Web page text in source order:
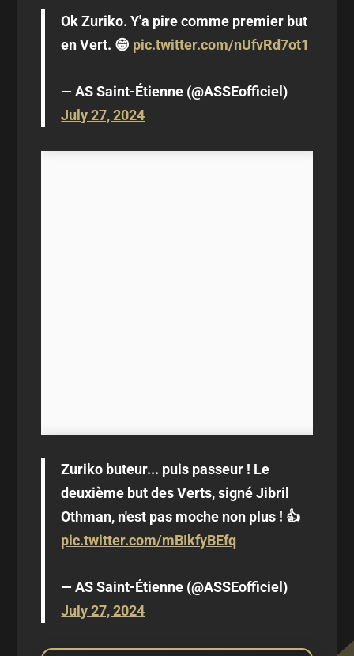
Ok Zuriko. Y'a pire comme premier but
en Vert. 😁 pic.twitter.com/nUfvRd7ot1
— AS Saint-Étienne (@ASSEofficiel)
July 27, 2024
Zuriko buteur... puis passeur ! Le
deuxième but des Verts, signé Jibril
Othman, n'est pas moche non plus ! 👍
pic.twitter.com/mBIkfyBEfq
— AS Saint-Étienne (@ASSEofficiel)
July 27, 2024